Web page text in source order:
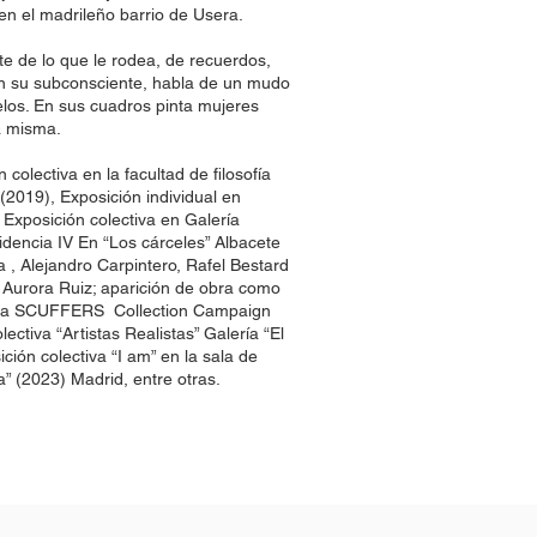
el madrileño barrio de Usera.
de lo que le rodea, de recuerdos,
su subconsciente, habla de un mudo
En sus cuadros pinta mujeres
colectiva en la facultad de filosofía
Exposición individual en
colectiva en Galería
IV En “Los cárceles” Albacete
, Alejandro Carpintero, Rafel Bestard
Ruiz; aparición de obra como
SCUFFERS Collection Campaign
“Artistas Realistas” Galería “El
colectiva “I am” en la sala de
(2023) Madrid, entre otras.